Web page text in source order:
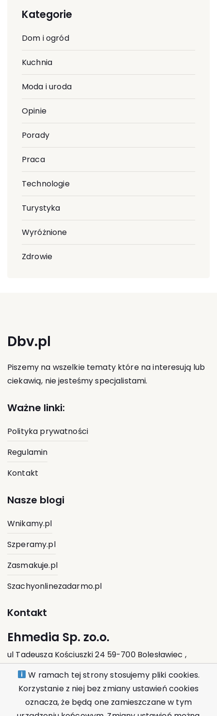
Kategorie
Dom i ogród
Kuchnia
Moda i uroda
Opinie
Porady
Praca
Technologie
Turystyka
Wyróżnione
Zdrowie
Dbv.pl
Piszemy na wszelkie tematy które na interesują lub
ciekawią, nie jesteśmy specjalistami.
Ważne linki:
Polityka prywatności
Regulamin
Kontakt
Nasze blogi
Wnikamy.pl
Szperamy.pl
Zasmakuje.pl
Szachyonlinezadarmo.pl
Kontakt
Ehmedia Sp. zo.o.
ul Tadeusza Kościuszki 24 59-700 Bolesławiec ,
Polska
kontakt@ehmedia.pl
W ramach tej strony stosujemy pliki cookies.
Korzystanie z niej bez zmiany ustawień cookies
oznacza, że będą one zamieszczane w tym